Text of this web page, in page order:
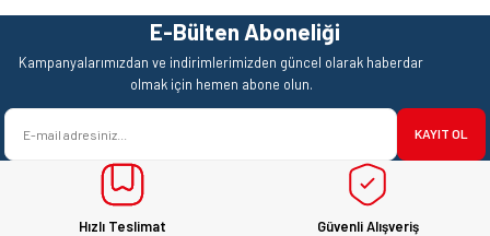
Ürün resmi kalitesiz, bozuk veya görüntülenemiyor.
Ürün açıklamasında eksik bilgiler bulunuyor.
Ürün bilgilerinde hatalar bulunuyor.
Ürün fiyatı diğer sitelerden daha pahalı.
Bu ürüne benzer farklı alternatifler olmalı.
Teşekkürler.
Mehmet Kendi | 18/06/2026
satışı ve alış veriş deneyimi gayet
başarılı. hayırlı işler. teşekkürler.
yücel çağatay uzun | 12/06/2026
Kesinlikle orjinal ürün, güvenerek
E-Bülten Aboneliği
Kampanyalarımızdan ve indirimlerimizden güncel olarak haberdar
olmak için hemen abone olun.
KAYIT OL
Hızlı Teslimat Güvenli Alışveriş